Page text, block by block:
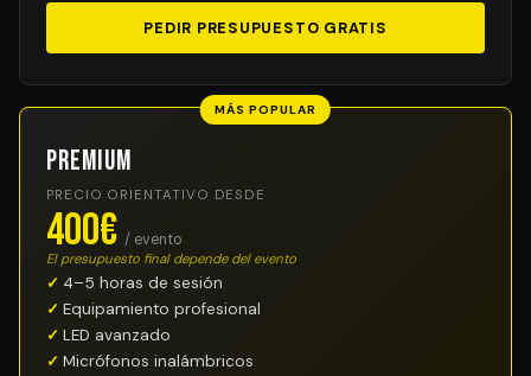
PEDIR PRESUPUESTO GRATIS
MÁS POPULAR
Premium
PRECIO ORIENTATIVO DESDE
400€ / evento
El presupuesto final depende del evento
4–5 horas de sesión
Equipamiento profesional
LED avanzado
Micrófonos inalámbricos